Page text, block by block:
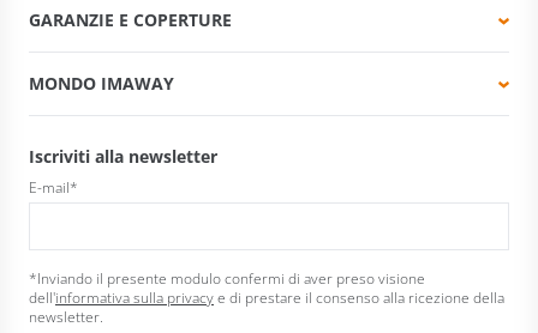
GARANZIE E COPERTURE
MONDO IMAWAY
Iscriviti alla newsletter
E-mail*
*Inviando il presente modulo confermi di aver preso visione
dell'informativa sulla privacye di prestare il consenso alla ricezione della
newsletter.